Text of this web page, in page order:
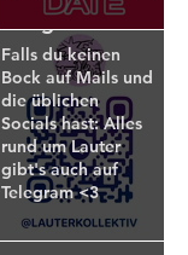
Telegram
Falls du keinen
Bock auf Mails und
die üblichen
Socials hast: Alles
rund um Lauter
gibt's auch auf
Telegram <3